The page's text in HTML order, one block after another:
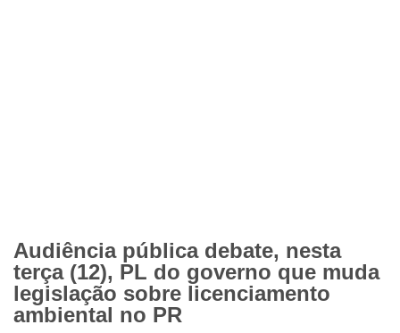
Audiência pública debate, nesta
terça (12), PL do governo que muda
legislação sobre licenciamento
ambiental no PR